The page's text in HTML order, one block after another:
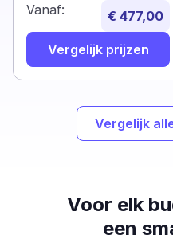
Vanaf: € 477,00
Vergelijk prijzen
Vergelijk
Voor elk
een